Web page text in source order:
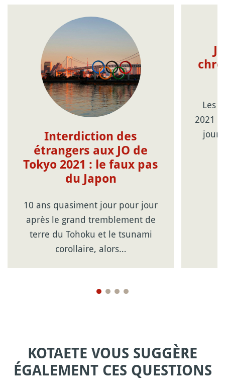
Interdiction des
étrangers aux JO de
Tokyo 2021 : le faux pas
du Japon
10 ans quasiment jour pour jour
après le grand tremblement de
terre du Tohoku et le tsunami
corollaire, alors…
Les
2021
KOTAETE VOUS SUGGÈRE
ÉGALEMENT CES QUESTIONS